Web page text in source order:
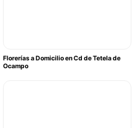
Florerías a Domicilio en Cd de Tetela de
Ocampo